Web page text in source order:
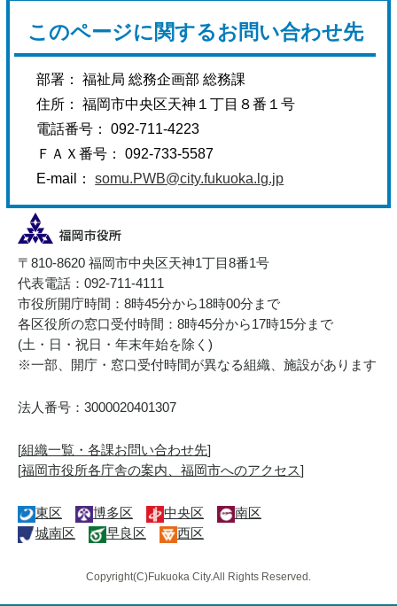
このページに関するお問い合わせ先
部署： 福祉局 総務企画部 総務課
住所： 福岡市中央区天神１丁目８番１号
電話番号： 092-711-4223
ＦＡＸ番号： 092-733-5587
E-mail：somu.PWB@city.fukuoka.lg.jp
〒810-8620 福岡市中央区天神1丁目8番1号
代表電話：092-711-4111
市役所開庁時間：8時45分から18時00分まで
各区役所の窓口受付時間：8時45分から17時15分まで
(土・日・祝日・年末年始を除く)
※一部、開庁・窓口受付時間が異なる組織、施設があります
法人番号：3000020401307
[組織一覧・各課お問い合わせ先]
[福岡市役所各庁舎の案内、福岡市へのアクセス]
東区 博多区 中央区
南区
城南区
早良区 西区
Copyright(C)Fukuoka City.All Rights Reserved.